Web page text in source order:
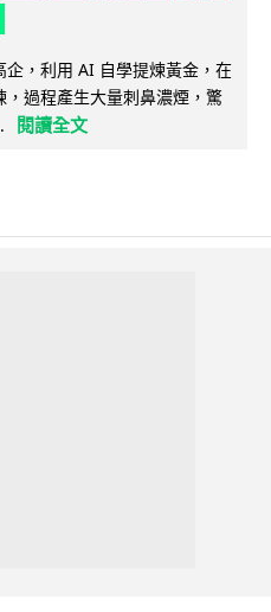
，利用 AI 自學提煉黃金，在
過程產生大量刺鼻濃煙，驚
閱讀全文